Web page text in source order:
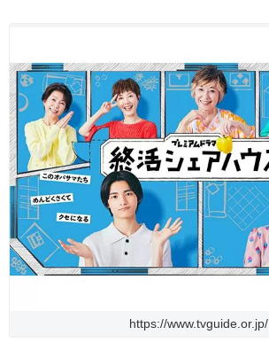
https://www.tvguide.or.jp/